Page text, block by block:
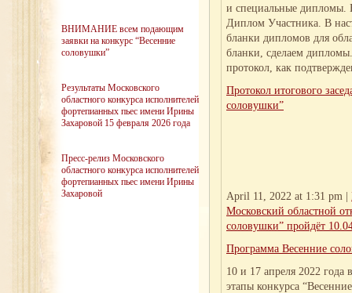
ВНИМАНИЕ всем подающим
заявки на конкурс “Весенние
соловушки”
Результаты Московского
областного конкурса исполнителей
фортепианных пьес имени Ирины
Захаровой 15 февраля 2026 года
Пресс-релиз Московского
областного конкурса исполнителей
фортепианных пьес имени Ирины
Захаровой
и специальные дипломы.
Диплом Участника. В
бланки дипломов для
бланки, сделаем
протокол, как
Протокол итогового
соловушки”
April 11, 2022 at 1:31 pm |
Московский областной
соловушки” пройдёт
Программа Весенние
10 и 17 апреля 2022
этапы конкурса